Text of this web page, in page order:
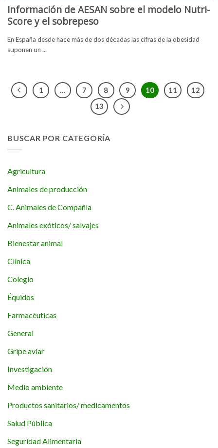
Información de AESAN sobre el modelo Nutri-
Score y el sobrepeso
En España desde hace más de dos décadas las cifras de la obesidad
suponen un ...
1 7 8 9 10 11
12
13
BUSCAR POR CATEGORÍA
Agricultura
Animales de producción
C. Animales de Compañía
Animales exóticos/ salvajes
Bienestar animal
Clínica
Colegio
Équidos
Farmacéuticas
General
Gripe aviar
Investigación
Medio ambiente
Productos sanitarios/ medicamentos
Salud Pública
Seguridad Alimentaria